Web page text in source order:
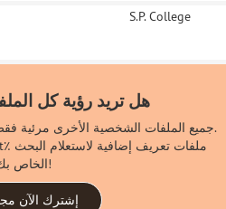
S.P. College
هل تريد رؤية كل
جميع الملفات الشخصية الأخرى مرئية فقط لمستخدمي سبونسو المسجلين.
الخاص بك!
إشترك الآن